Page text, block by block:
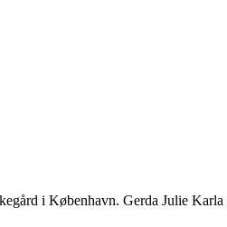
i København. Gerda Julie Karla